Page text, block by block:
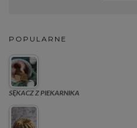
POPULARNE
SĘKACZ Z PIEKARNIKA